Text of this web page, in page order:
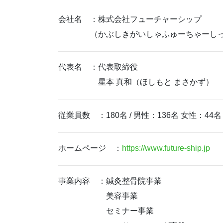
会社名 ：株式会社フューチャーシップ
（かぶしきがいしゃふゅーちゃーし
代表名 ：代表取締役
星本 真和（ほしもと まさかず）
従業員数 ：180名 / 男性：136名 女性：44名
ホームページ ： https://www.future-ship.jp
事業内容 ：鍼灸整骨院事業
美容事業
セミナー事業